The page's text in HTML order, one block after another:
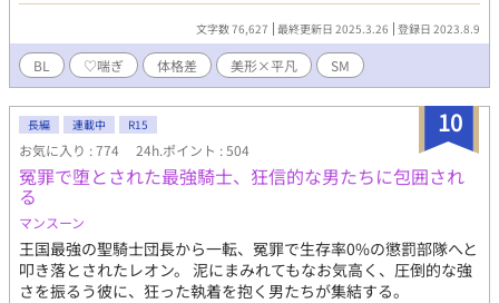
イ・尿道拡張・疑似放尿・ブジー・カテーテル 強制イラマチオ・
嘔吐(少し)・ 攻めの媚薬・受の号泣・小スカ・靴舐め 婚前調教
編：ストリップ・竿酒・土下座・床舐め・開発・ぺニス緊縛・イ
ラマチオ・オナ禁 【今後書きたい】種付けプレス・体格差のある
プレイ・ピアッシング・鼻穴射精・喉奥開発・乳首開発・乳首ピ
アス・おちんぽ様への謝罪・ハメ懇願土下座・異物挿入・産卵・
貞操帯 (らぶらぶ軸で書きたい)フィスト・アナルホール 内容が分
かりやすいよう更新日とプレイがタイトル。基本繋がってない。
モチベのために、応援や感想waveboxにいただけるととても嬉し
いです♡
文字数 76,627 最終更新日 2025.3.26 登録日 2023.8.9
BL ♡喘ぎ 体格差 美形×平凡 SM
10
長編 連載中 R15
お気に入り : 774 24h.ポイント : 504
冤罪で堕とされた最強騎士、狂信的な男たちに包囲され
る
マンスーン
​王国最強の聖騎士団長から一転、冤罪で生存率0%の懲罰部隊へと
叩き落とされたレオン。 泥にまみれてもなお気高く、圧倒的な強
さを振るう彼に、狂った執着を抱く男たちが集結する。